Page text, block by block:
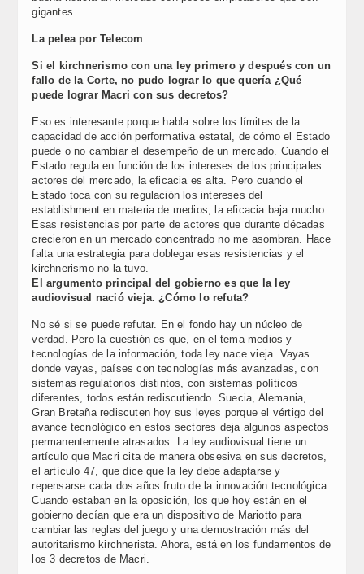
gigantes.
La pelea por Telecom
Si el kirchnerismo con una ley primero y después con un
fallo de la Corte, no pudo lograr lo que quería ¿Qué
puede lograr Macri con sus decretos?
Eso es interesante porque habla sobre los límites de la
capacidad de acción performativa estatal, de cómo el Estado
puede o no cambiar el desempeño de un mercado. Cuando el
Estado regula en función de los intereses de los principales
actores del mercado, la eficacia es alta. Pero cuando el
Estado toca con su regulación los intereses del
establishment en materia de medios, la eficacia baja mucho.
Esas resistencias por parte de actores que durante décadas
crecieron en un mercado concentrado no me asombran. Hace
falta una estrategia para doblegar esas resistencias y el
kirchnerismo no la tuvo.
El argumento principal del gobierno es que la ley
audiovisual nació vieja. ¿Cómo lo refuta?
No sé si se puede refutar. En el fondo hay un núcleo de
verdad. Pero la cuestión es que, en el tema medios y
tecnologías de la información, toda ley nace vieja. Vayas
donde vayas, países con tecnologías más avanzadas, con
sistemas regulatorios distintos, con sistemas políticos
diferentes, todos están rediscutiendo. Suecia, Alemania,
Gran Bretaña rediscuten hoy sus leyes porque el vértigo del
avance tecnológico en estos sectores deja algunos aspectos
permanentemente atrasados. La ley audiovisual tiene un
artículo que Macri cita de manera obsesiva en sus decretos,
el artículo 47, que dice que la ley debe adaptarse y
repensarse cada dos años fruto de la innovación tecnológica.
Cuando estaban en la oposición, los que hoy están en el
gobierno decían que era un dispositivo de Mariotto para
cambiar las reglas del juego y una demostración más del
autoritarismo kirchnerista. Ahora, está en los fundamentos de
los 3 decretos de Macri.